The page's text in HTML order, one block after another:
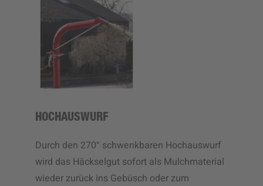
HOCHAUSWURF
Durch den 270° schwenkbaren Hochauswurf
wird das Häckselgut sofort als Mulchmaterial
wieder zurück ins Gebüsch oder zum